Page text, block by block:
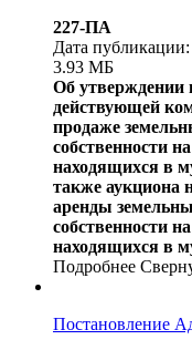
227-ПА
Дата
3.93 МБ
Об утверждении
действующей
продаже
собственности
находящихся в
также аукциона
аренды
собственности
находящихся в
Подробнее
Постановление